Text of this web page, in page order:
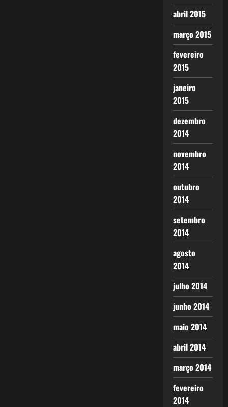
abril 2015
março 2015
fevereiro
2015
janeiro
2015
dezembro
2014
novembro
2014
outubro
2014
setembro
2014
agosto
2014
julho 2014
junho 2014
maio 2014
abril 2014
março 2014
fevereiro
2014